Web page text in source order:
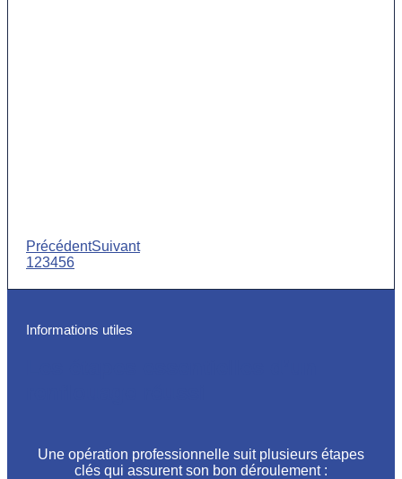
PrécédentSuivant
123456
Informations utiles
Une opération professionnelle suit plusieurs étapes
clés qui assurent son bon déroulement :